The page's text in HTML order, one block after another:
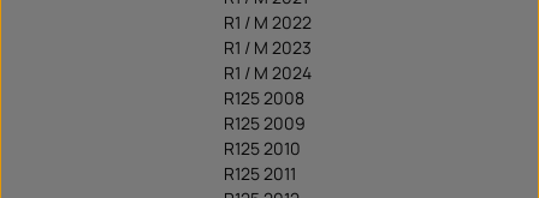
R1 / M 2022
R1 / M 2023
R1 / M 2024
R125 2008
R125 2009
R125 2010
R125 2011